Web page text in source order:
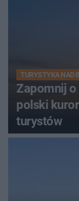
TURYSTYKA NAD
Zapomnij
polski
turystów